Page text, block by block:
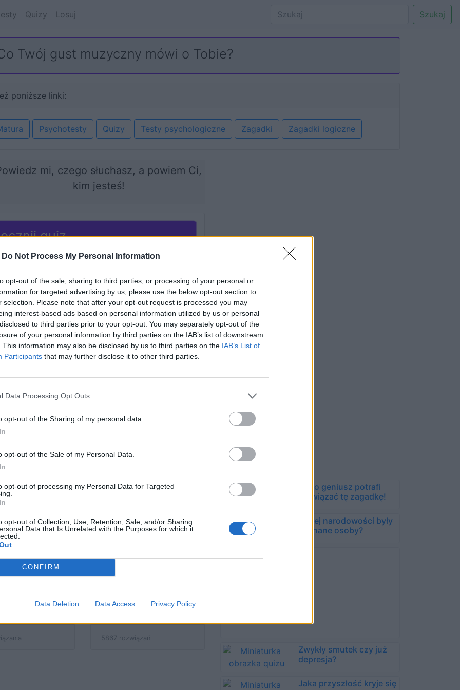
Do Not Process My Personal Information
opt-out of the sale, sharing to third parties, or processing of your personal or
for targeted advertising by us, please use the below opt-out section to
selection. Please note that after your opt-out request is processed you may
interest-based ads based on personal information utilized by us or personal
to third parties prior to your opt-out. You may separately opt-out of the
of your personal information by third parties on the IAB’s list of downstream
This information may also be disclosed by us to third parties on the IAB’s List of
Participants that may further disclose it to other third parties.
Data Processing Opt Outs
opt-out of the Sharing of my personal data.
opt-out of the Sale of my Personal Data.
opt-out of processing my Personal Data for Targeted
opt-out of Collection, Use, Retention, Sale, and/or Sharing
Data that Is Unrelated with the Purposes for which it
CONFIRM
Data Deletion Data Access Privacy Policy
Quizy Losuj Szukaj
Twój gust muzyczny mówi o Tobie?
poniższe linki:
Psychotesty Quizy Testy psychologiczne Zagadki Zagadki logiczne
mi, czego słuchasz, a powiem Ci,
kim jesteś!
quiz
potrafisz
teksty
Na jakim
instrumencie
powinieneś grać?
7523 rozwiązania
potrafisz
szant?
sobie poradzisz?
3171 rozwiązań
hity lat
je
muzyki słuchasz, a
jesteś!
5867 rozwiązań
Tylko geniusz potrafi
rozwiązać tę zagadkę!
Jakiej narodowości były
te znane osoby?
Zwykły smutek czy już
depresja?
Jaka przyszłość kryje się